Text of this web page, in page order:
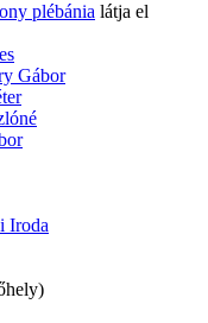
plébánia látja el
Gábor
Iroda